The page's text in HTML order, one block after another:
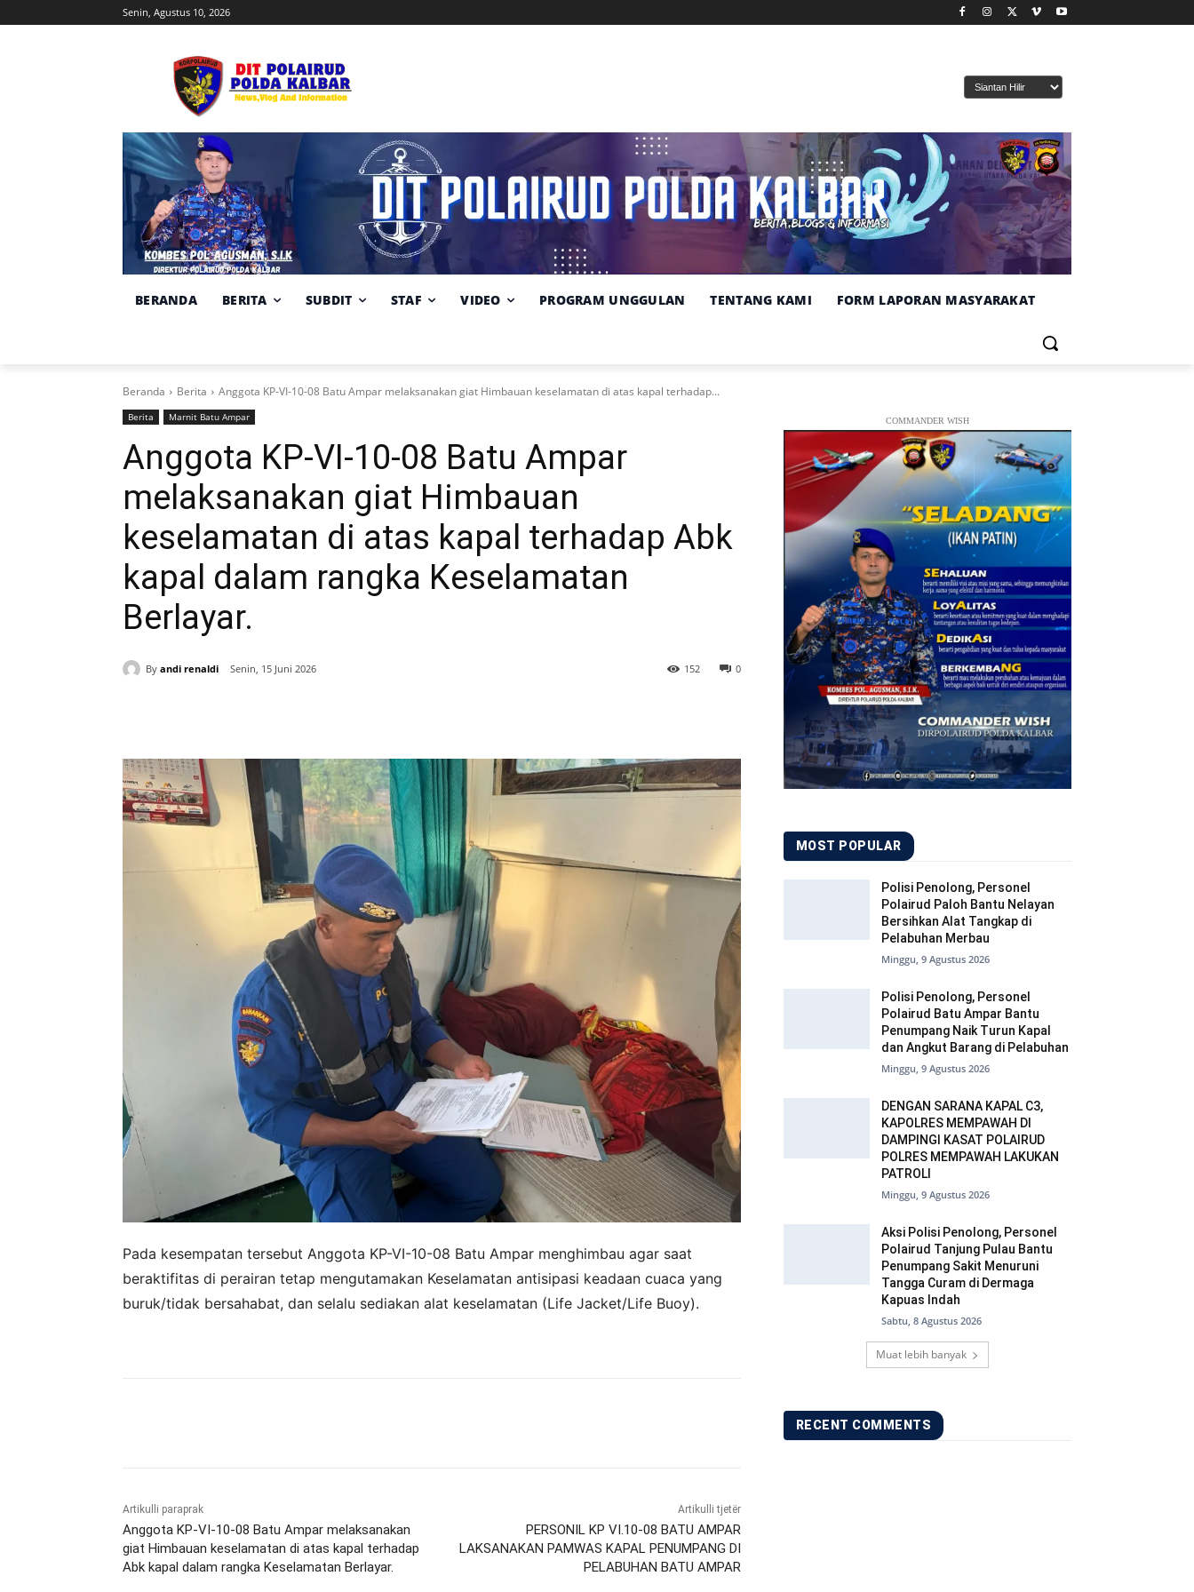
Senin, Agustus 10, 2026
cuaca
BERANDA BERITA SUBDIT STAF VIDEO PROGRAM UNGGULAN TENTANG KAMI FORM LAPORAN MASYARAKAT
Beranda Berita Anggota KP-VI-10-08 Batu Ampar melaksanakan giat Himbauan keselamatan di atas kapal terhadap...
Berita Marnit Batu Ampar
Anggota KP-VI-10-08 Batu Ampar
melaksanakan giat Himbauan
keselamatan di atas kapal terhadap Abk
kapal dalam rangka Keselamatan
Berlayar.
By andi renaldi Senin, 15 Juni 2026 0
152
Pada kesempatan tersebut Anggota KP-VI-10-08 Batu Ampar menghimbau agar saat
beraktifitas di perairan tetap mengutamakan Keselamatan antisipasi keadaan cuaca yang
buruk/tidak bersahabat, dan selalu sediakan alat keselamatan (Life Jacket/Life Buoy).
Artikulli paraprak
Anggota KP-VI-10-08 Batu Ampar melaksanakan
giat Himbauan keselamatan di atas kapal terhadap
Abk kapal dalam rangka Keselamatan Berlayar.
Artikulli tjetër
PERSONIL KP VI.10-08 BATU AMPAR
LAKSANAKAN PAMWAS KAPAL PENUMPANG DI
PELABUHAN BATU AMPAR
COMMANDER WISH
MOST POPULAR
Polisi Penolong, Personel
Polairud Paloh Bantu Nelayan
Bersihkan Alat Tangkap di
Pelabuhan Merbau
Minggu, 9 Agustus 2026
Polisi Penolong, Personel
Polairud Batu Ampar Bantu
Penumpang Naik Turun Kapal
dan Angkut Barang di Pelabuhan
Minggu, 9 Agustus 2026
DENGAN SARANA KAPAL C3,
KAPOLRES MEMPAWAH DI
DAMPINGI KASAT POLAIRUD
POLRES MEMPAWAH LAKUKAN
PATROLI
Minggu, 9 Agustus 2026
Aksi Polisi Penolong, Personel
Polairud Tanjung Pulau Bantu
Penumpang Sakit Menuruni
Tangga Curam di Dermaga
Kapuas Indah
Sabtu, 8 Agustus 2026
Muat lebih banyak
RECENT COMMENTS